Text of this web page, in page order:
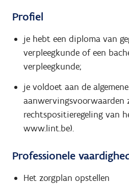
Profiel
je hebt een diploma van
verpleegkunde of een
verpleegkunde;
je voldoet aan de algemene
aanwervingsvoorwaarden
rechtspositieregeling van
www.lint.be).
Professionele
Het zorgplan opstellen